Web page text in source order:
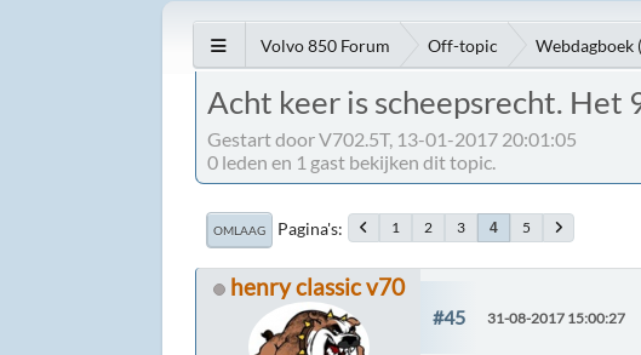
Volvo 850 Forum Off-topic Webdagboek
Acht keer is scheepsrecht. Het
Gestart door V702.5T, 13-01-2017 20:01:05
0 leden en 1 gast bekijken dit topic.
OMLAAG Pagina's 1 2 3 4 5
henry classic v70
#45 31-08-2017 15:00:27